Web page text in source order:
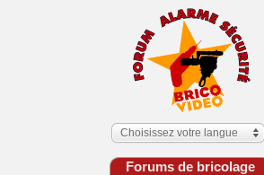
Choisissez votre langue
Forums de bricolage